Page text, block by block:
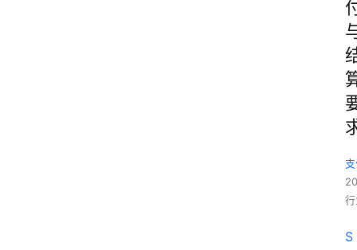
S